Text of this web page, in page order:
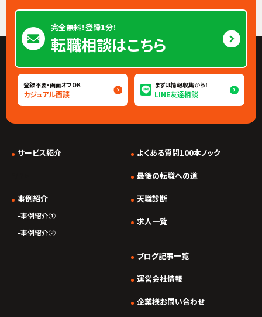
完全無料！登録1分！
転職相談はこちら
登録不要・画面オフOK
カジュアル面談
まずは情報収集から！
LINE友達相談
サービス紹介
事例紹介
事例紹介①
事例紹介②
よくある質問100本ノック
最後の転職への道
天職診断
求人一覧
ブログ記事一覧
運営会社情報
企業様お問い合わせ